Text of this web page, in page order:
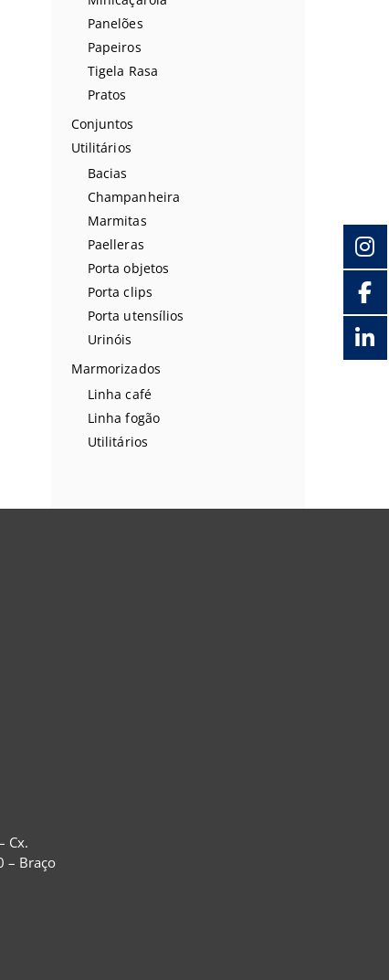
Panelões
Papeiros
Tigela Rasa
Pratos
Conjuntos
Utilitários
Bacias
Champanheira
Marmitas
Paelleras
Porta objetos
Porta clips
Porta utensílios
Urinóis
Marmorizados
Linha café
Linha fogão
Utilitários
Cx.
– Braço